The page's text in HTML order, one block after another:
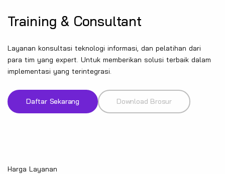
Training & Consultant
Layanan konsultasi teknologi informasi, dan pelatihan dari
para tim yang expert. Untuk memberikan solusi terbaik dalam
implementasi yang terintegrasi.
Daftar Sekarang Download Brosur
Harga Layanan